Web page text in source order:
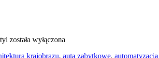
została wyłączona
krajobrazu, auta zabytkowe,